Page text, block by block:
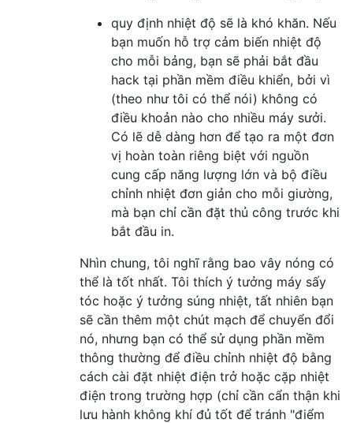
quy định nhiệt độ sẽ là khó khăn. Nếu
bạn muốn hỗ trợ cảm biến nhiệt độ
cho mỗi bảng, bạn sẽ phải bắt đầu
hack tại phần mềm điều khiển, bởi vì
(theo như tôi có thể nói) không có
điều khoản nào cho nhiều máy sưởi.
Có lẽ dễ dàng hơn để tạo ra một đơn
vị hoàn toàn riêng biệt với nguồn
cung cấp năng lượng lớn và bộ điều
chỉnh nhiệt đơn giản cho mỗi giường,
mà bạn chỉ cần đặt thủ công trước khi
bắt đầu in.
Nhìn chung, tôi nghĩ rằng bao vây nóng có
thể là tốt nhất. Tôi thích ý tưởng máy sấy
tóc hoặc ý tưởng súng nhiệt, tất nhiên bạn
sẽ cần thêm một chút mạch để chuyển đổi
nó, nhưng bạn có thể sử dụng phần mềm
thông thường để điều chỉnh nhiệt độ bằng
cách cài đặt nhiệt điện trở hoặc cặp nhiệt
điện trong trường hợp (chỉ cần cẩn thận khi
lưu hành không khí đủ tốt để tránh "điểm